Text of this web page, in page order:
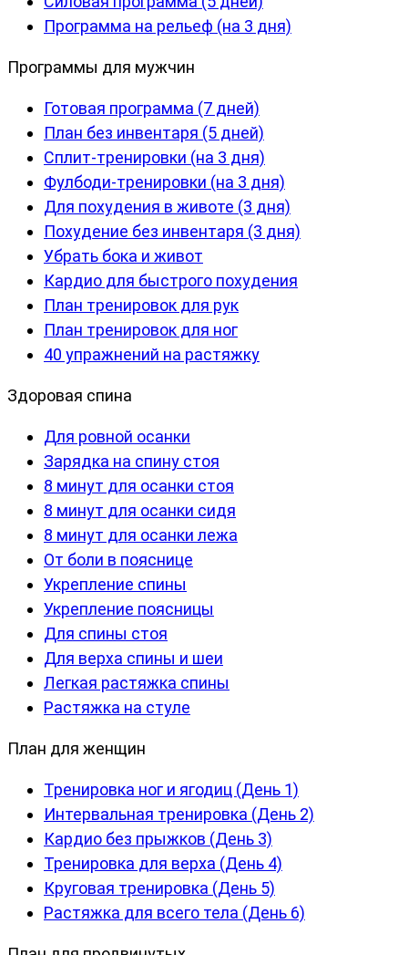
Программа на рельеф (на 3 дня)
Программы для мужчин
Готовая программа (7 дней)
План без инвентаря (5 дней)
Сплит-тренировки (на 3 дня)
Фулбоди-тренировки (на 3 дня)
Для похудения в животе (3 дня)
Похудение без инвентаря (3 дня)
Убрать бока и живот
Кардио для быстрого похудения
План тренировок для рук
План тренировок для ног
40 упражнений на растяжку
Здоровая спина
Для ровной осанки
Зарядка на спину стоя
8 минут для осанки стоя
8 минут для осанки сидя
8 минут для осанки лежа
От боли в пояснице
Укрепление спины
Укрепление поясницы
Для спины стоя
Для верха спины и шеи
Легкая растяжка спины
Растяжка на стуле
План для женщин
Тренировка ног и ягодиц (День 1)
Интервальная тренировка (День 2)
Кардио без прыжков (День 3)
Тренировка для верха (День 4)
Круговая тренировка (День 5)
Растяжка для всего тела (День 6)